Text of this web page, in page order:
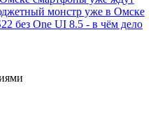
монстр уже в Омске
без One UI 8.5 - в чём дело